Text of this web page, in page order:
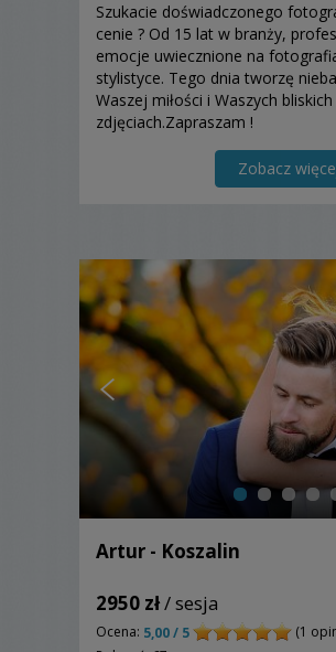
Szukacie doświadczonego
cenie ? Od 15 lat w branży,
emocje uwiecznione na
stylistyce. Tego dnia tworzę
Waszej miłości i Waszych
zdjęciach.Zapraszam !
Zobacz
Artur - Koszalin
2950 zł/ sesja
Ocena: 5,00 / 5
(1